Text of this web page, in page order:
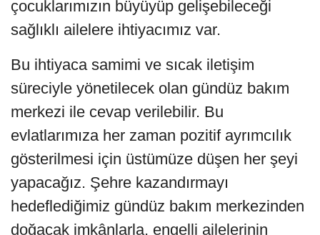
çocuklarımızın büyüyüp gelişebileceği
sağlıklı ailelere ihtiyacımız var.
Bu ihtiyaca samimi ve sıcak iletişim
süreciyle yönetilecek olan gündüz bakım
merkezi ile cevap verilebilir. Bu
evlatlarımıza her zaman pozitif ayrımcılık
gösterilmesi için üstümüze düşen her şeyi
yapacağız. Şehre kazandırmayı
hedeflediğimiz gündüz bakım merkezinden
doğacak imkânlarla, engelli ailelerinin